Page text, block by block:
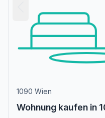
1090 Wien
Wohnung kaufen in